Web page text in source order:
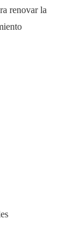
renovar la